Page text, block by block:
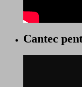
Cantec